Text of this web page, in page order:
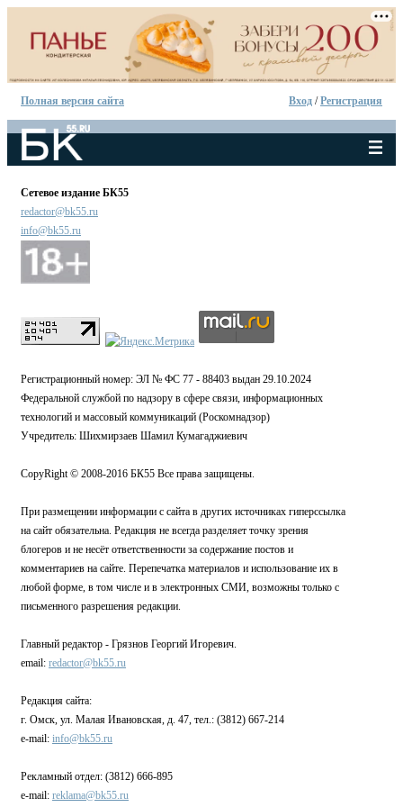
Полная версия сайта Вход /Регистрация
Сетевое издание БК55
redactor@bk55.ru
info@bk55.ru
Регистрационный номер: ЭЛ № ФС 77 - 88403 выдан 29.10.2024
Федеральной службой по надзору в сфере связи, информационных
технологий и массовый коммуникаций (Роскомнадзор)
Учредитель: Шихмирзаев Шамил Кумагаджиевич
CopyRight © 2008-2016 БК55 Все права защищены.
При размещении информации с сайта в других источниках гиперссылка
на сайт обязательна. Редакция не всегда разделяет точку зрения
блогеров и не несёт ответственности за содержание постов и
комментариев на сайте. Перепечатка материалов и использование их в
любой форме, в том числе и в электронных СМИ, возможны только с
письменного разрешения редакции.
Главный редактор - Грязнов Георгий Игоревич.
email: redactor@bk55.ru
Редакция сайта:
г. Омск, ул. Малая Ивановская, д. 47, тел.: (3812) 667-214
e-mail: info@bk55.ru
Рекламный отдел: (3812) 666-895
e-mail: reklama@bk55.ru